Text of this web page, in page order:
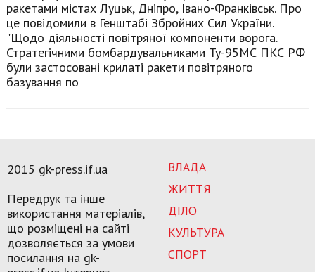
ракетами містах Луцьк, Дніпро, Івано-Франківськ. Про
це повідомили в Генштабі Збройних Сил України.
"Щодо діяльності повітряної компоненти ворога.
Стратегічними бомбардувальниками Ту-95МС ПКС РФ
були застосовані крилаті ракети повітряного
базування по
ВЛАДА
ЖИТТЯ
ДІЛО
КУЛЬТУРА
СПОРТ
2015 gk-press.if.ua
Передрук та інше
використання матеріалів,
що розміщені на сайті
дозволяється за умови
посилання на gk-